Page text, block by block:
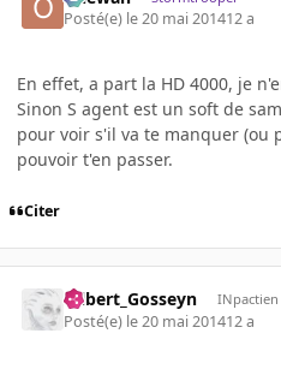
Posté(e) le 20 mai 201412 a
En effet, a part la HD 4000, je
Sinon S agent est un soft de
pour voir s'il va te manquer (ou
pouvoir t'en passer.
Citer
Gilbert_Gosseyn INpactien
Posté(e) le 20 mai 201412 a